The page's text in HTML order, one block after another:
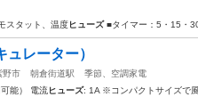
スタット、温度ヒューズ■タイマー：5・15・
ュレーター）
野市 朝倉街道駅
季節、空調家電
能） 電流 ヒューズ: 1A ※コンパクトサイズで